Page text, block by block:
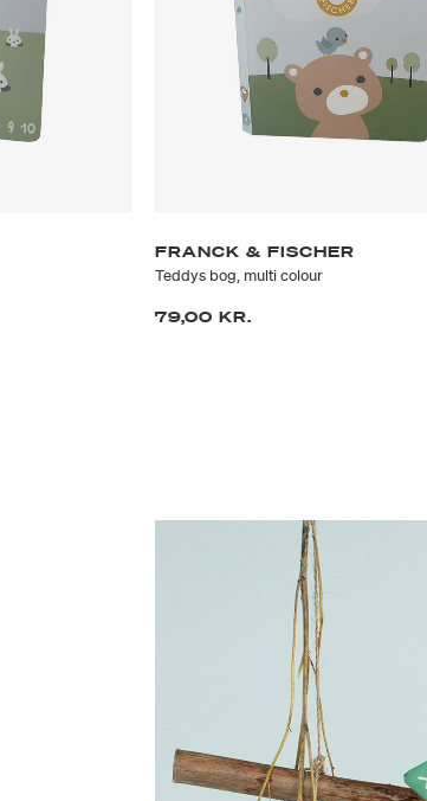
FRANCK & FISCHER
Teddys bog, multi colour
79,00 KR.